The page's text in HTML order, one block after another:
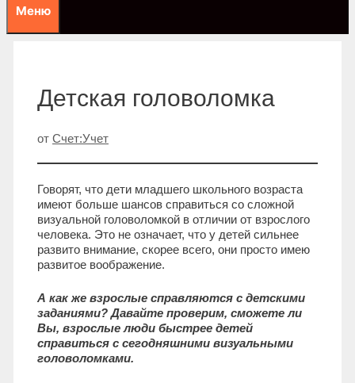
Меню
Детская головоломка
от Счет:Учет
Говорят, что дети младшего школьного возраста
имеют больше шансов справиться со сложной
визуальной головоломкой в отличии от взрослого
человека. Это не означает, что у детей сильнее
развито внимание, скорее всего, они просто имею
развитое воображение.
А как же взрослые справляются с детскими
заданиями? Давайте проверим, сможете ли
Вы, взрослые люди быстрее детей
справиться с сегодняшними визуальными
головоломками.